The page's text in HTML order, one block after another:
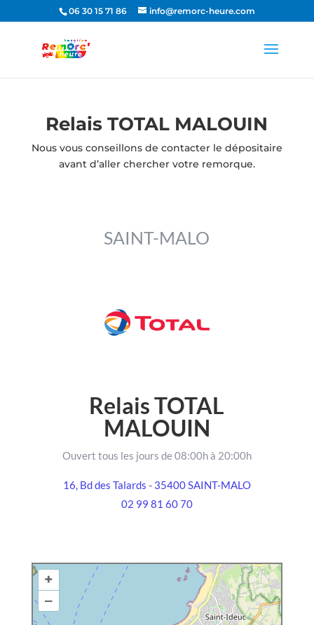
06 30 15 71 86 info@remorc-heure.com
Relais TOTAL MALOUIN
Nous vous conseillons de contacter le dépositaire
avant d’aller chercher votre remorque.
SAINT-MALO
Relais TOTAL
MALOUIN
Ouvert tous les jours de 08:00h à 20:00h
16, Bd des Talards - 35400 SAINT-MALO
02 99 81 60 70
+
–